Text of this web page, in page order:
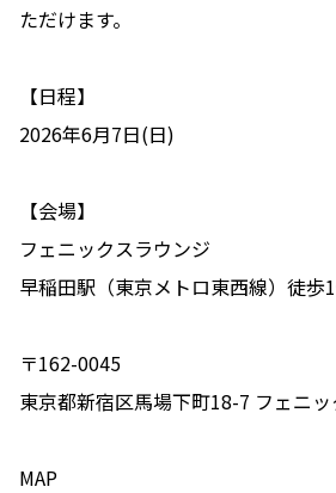
ただけます。
【日程】
2026年6月7日(日)
【会場】
フェニックスラウンジ
早稲田駅（東京メトロ東西線）徒歩
〒162-0045
東京都新宿区馬場下町18-7 フェニ
MAP